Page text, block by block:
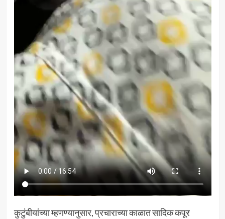
कुटुंबीयांच्या म्हणण्यानुसार, प्रचाराच्या काळात सादिक कपूर